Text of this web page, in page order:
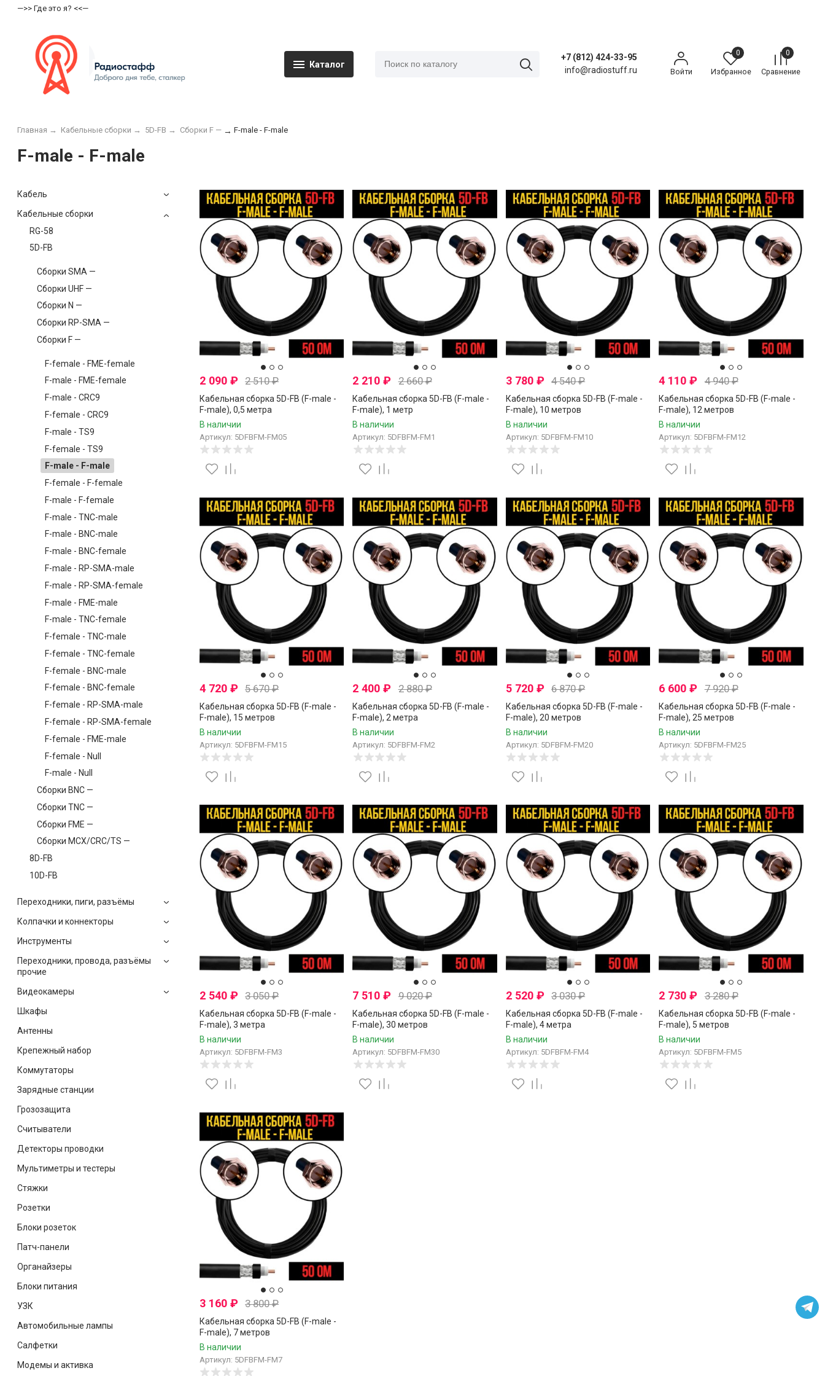
—>> Где это я? <<—
Каталог
+7 (812) 424-33-95
info@radiostuff.ru
Войти
0
Избранное
0
Сравнение
Главная → Кабельные сборки → 5D-FB → Сборки F — → F-male - F-male
F-male - F-male
Кабель
Кабельные сборки
RG-58
5D-FB
Сборки SMA —
Сборки UHF —
Сборки N —
Сборки RP-SMA —
Сборки F —
F-female - FME-female
F-male - FME-female
F-male - CRC9
F-female - CRC9
F-male - TS9
F-female - TS9
F-male - F-male
F-female - F-female
F-male - F-female
F-male - TNC-male
F-male - BNC-male
F-male - BNC-female
F-male - RP-SMA-male
F-male - RP-SMA-female
F-male - FME-male
F-male - TNC-female
F-female - TNC-male
F-female - TNC-female
F-female - BNC-male
F-female - BNC-female
F-female - RP-SMA-male
F-female - RP-SMA-female
F-female - FME-male
F-female - Null
F-male - Null
Сборки BNC —
Сборки TNC —
Сборки FME —
Сборки MCX/CRC/TS —
8D-FB
10D-FB
Переходники, пиги, разъёмы
Колпачки и коннекторы
Инструменты
Переходники, провода, разъёмы
прочие
Видеокамеры
Шкафы
Антенны
Крепежный набор
Коммутаторы
Зарядные станции
Грозозащита
Считыватели
Детекторы проводки
Мультиметры и тестеры
Стяжки
Розетки
Блоки розеток
Патч-панели
Органайзеры
Блоки питания
УЗК
Автомобильные лампы
Салфетки
Модемы и активка
2 090 ₽ 2 510₽
Кабельная сборка 5D-FB (F-male -
F-male), 0,5 метра
В наличии
Артикул: 5DFBFM-FM05
2 210₽ 2 660₽
Кабельная сборка 5D-FB (F-male -
F-male), 1 метр
В наличии
Артикул: 5DFBFM-FM1
3 780 ₽ 4 540₽
Кабельная сборка 5D-FB (F-male -
F-male), 10 метров
В наличии
Артикул: 5DFBFM-FM10
4 110₽ 4 940₽
Кабельная сборка 5D-FB (F-male -
F-male), 12 метров
В наличии
Артикул: 5DFBFM-FM12
4 720 ₽ 5 670₽
Кабельная сборка 5D-FB (F-male -
F-male), 15 метров
В наличии
Артикул: 5DFBFM-FM15
2 400₽ 2 880₽
Кабельная сборка 5D-FB (F-male -
F-male), 2 метра
В наличии
Артикул: 5DFBFM-FM2
5 720 ₽ 6 870₽
Кабельная сборка 5D-FB (F-male -
F-male), 20 метров
В наличии
Артикул: 5DFBFM-FM20
6 600₽ 7 920₽
Кабельная сборка 5D-FB (F-male -
F-male), 25 метров
В наличии
Артикул: 5DFBFM-FM25
2 540 ₽ 3 050₽
Кабельная сборка 5D-FB (F-male -
F-male), 3 метра
В наличии
Артикул: 5DFBFM-FM3
7 510₽ 9 020₽
Кабельная сборка 5D-FB (F-male -
F-male), 30 метров
В наличии
Артикул: 5DFBFM-FM30
2 520 ₽ 3 030₽
Кабельная сборка 5D-FB (F-male -
F-male), 4 метра
В наличии
Артикул: 5DFBFM-FM4
2 730₽ 3 280₽
Кабельная сборка 5D-FB (F-male -
F-male), 5 метров
В наличии
Артикул: 5DFBFM-FM5
3 160 ₽ 3 800₽
Кабельная сборка 5D-FB (F-male -
F-male), 7 метров
В наличии
Артикул: 5DFBFM-FM7